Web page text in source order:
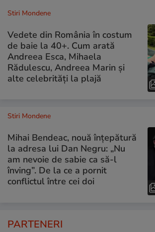
Stiri Mondene
Vedete din România în costum
de baie la 40+. Cum arată
Andreea Esca, Mihaela
Rădulescu, Andreea Marin și
alte celebrități la plajă
Stiri Mondene
Mihai Bendeac, nouă înțepătură
la adresa lui Dan Negru: „Nu
am nevoie de sabie ca să-l
înving”. De la ce a pornit
conflictul între cei doi
PARTENERI